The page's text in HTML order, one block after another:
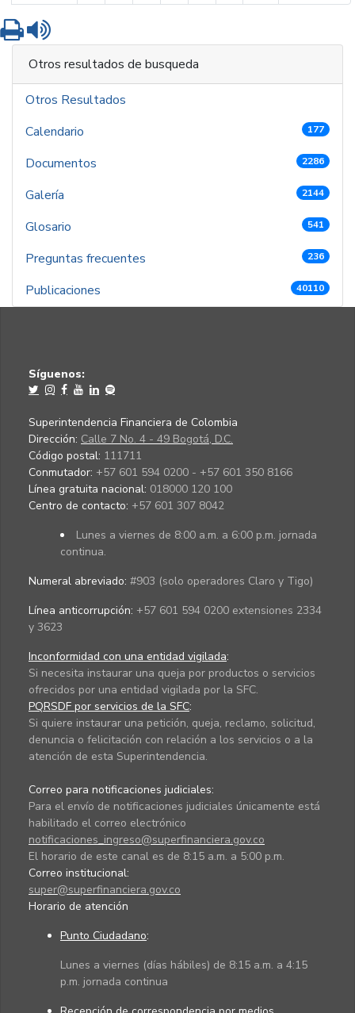
Imprimir
Otros resultados de busqueda
Otros Resultados
Calendario
177
Documentos 2286
Galería 2144
Glosario 541
Preguntas frecuentes 236
Publicaciones 40110
Síguenos:
Superintendencia Financiera de Colombia
Dirección: Calle 7 No. 4 - 49 Bogotá, D.C.
Código postal: 111711
Conmutador: +57 601 594 0200 - +57 601 350 8166
Línea gratuita nacional: 018000 120 100
Centro de contacto: +57 601 307 8042
Lunes a viernes de 8:00 a.m. a 6:00 p.m. jornada
continua.
Numeral abreviado: #903 (solo operadores Claro y Tigo)
Línea anticorrupción: +57 601 594 0200 extensiones 2334
y 3623
Inconformidad con una entidad vigilada:
Si necesita instaurar una queja por productos o servicios
ofrecidos por una entidad vigilada por la SFC.
PQRSDF por servicios de la SFC:
Si quiere instaurar una petición, queja, reclamo, solicitud,
denuncia o felicitación con relación a los servicios o a la
atención de esta Superintendencia.
Correo para notificaciones judiciales:
Para el envío de notificaciones judiciales únicamente está
habilitado el correo electrónico
notificaciones_ingreso@superfinanciera.gov.co
El horario de este canal es de 8:15 a.m. a 5:00 p.m.
Correo institucional:
super@superfinanciera.gov.co
Horario de atención
Punto Ciudadano:
Lunes a viernes (días hábiles) de 8:15 a.m. a 4:15
p.m. jornada continua